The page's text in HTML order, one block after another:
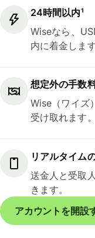
24時間以内¹
Wiseなら、
内に着金します
想定外の手数
Wise（ワイズ
受け取れます。
リアルタイム
送金人と受取
きます。
アカウントを開設